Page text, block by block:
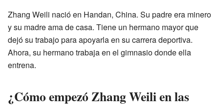
Zhang Weili nació en Handan, China. Su padre era minero
y su madre ama de casa. Tiene un hermano mayor que
dejó su trabajo para apoyarla en su carrera deportiva.
Ahora, su hermano trabaja en el gimnasio donde ella
entrena.
¿Cómo empezó Zhang Weili en las